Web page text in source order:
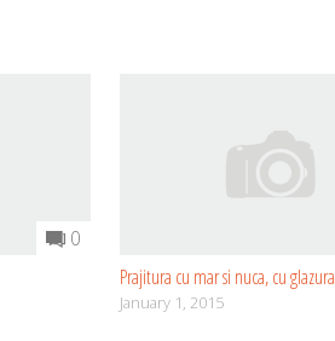
0
Prajitura cu mar si nuca, cu glazura
January 1, 2015